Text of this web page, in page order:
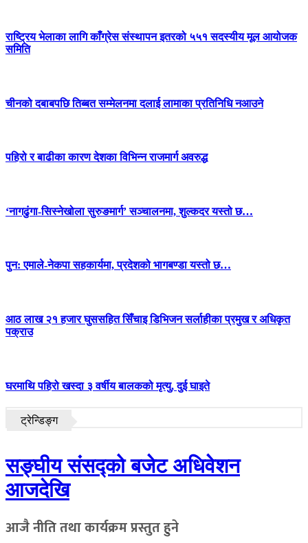
राष्ट्रिय भेलाका लागि काँग्रेस संस्थापन इतरको ५५१ सदस्यीय मूल आयोजक
समिति
चीनको दबाबपछि तिब्बत सम्मेलनमा दलाई लामाका प्रतिनिधि नआउने
पहिरो र बाढीका कारण देशका विभिन्न राजमार्ग अवरुद्ध
‘नागढुंगा-सिस्नेखोला सुरुङमार्ग’ सञ्चालनमा, शुल्कदर यस्तो छ…
पुन: एमाले-नेकपा सहकार्यमा, प्रदेशको भागबण्डा यस्तो छ…
आठ लाख २१ हजार घुससहित सिँचाइ डिभिजन सर्लाहीका प्रमुख र अधिकृत
पक्राउ
घरमाथि पहिरो खस्दा ३ वर्षीय बालकको मृत्यु, दुई घाइते
ट्रेन्डिङ्ग
सङ्घीय संसद्को बजेट अधिवेशन
आजदेखि
आजै नीति तथा कार्यक्रम प्रस्तुत हुने